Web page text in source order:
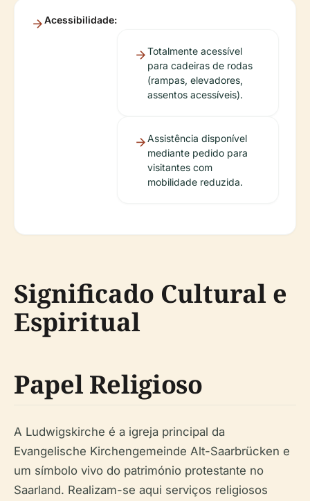
Acessibilidade:
Totalmente acessível
para cadeiras de rodas
(rampas, elevadores,
assentos acessíveis).
Assistência disponível
mediante pedido para
visitantes com
mobilidade reduzida.
Significado Cultural e
Espiritual
Papel Religioso
A Ludwigskirche é a igreja principal da
Evangelische Kirchengemeinde Alt-Saarbrücken e
um símbolo vivo do património protestante no
Saarland. Realizam-se aqui serviços religiosos